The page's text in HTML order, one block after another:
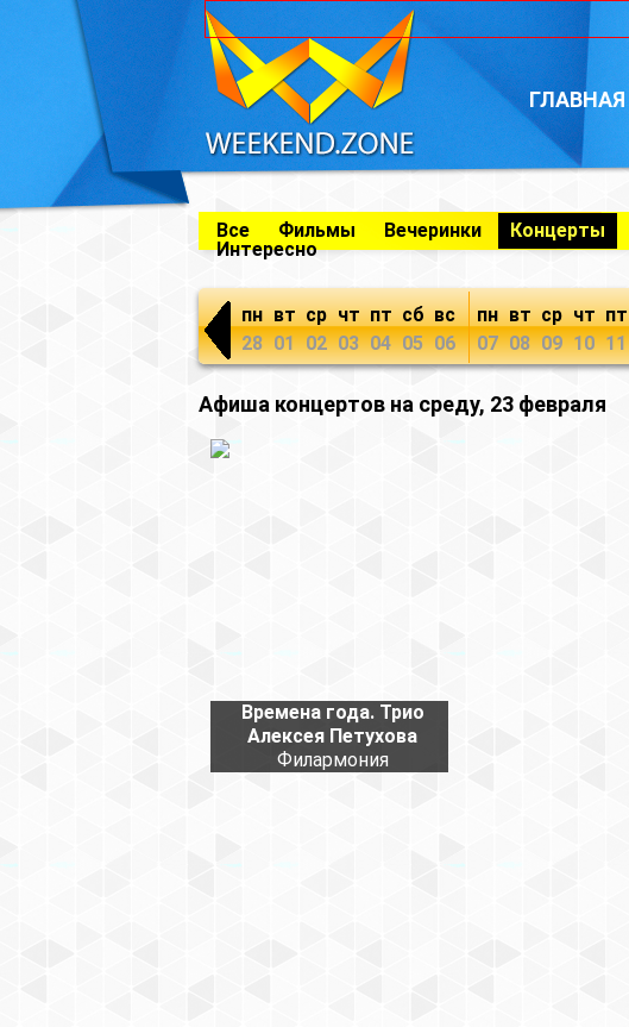
ГЛАВНАЯ
Все Фильмы Вечеринки Концерты
Интересно
пн
28
вт
01
ср
02
чт
03
пт
04
сб
05
вс
06
пн
07
вт
08
ср
09
чт
10
пт
11
Афиша концертов на среду, 23 февраля
Времена года. Трио
Алексея Петухова
Филармония